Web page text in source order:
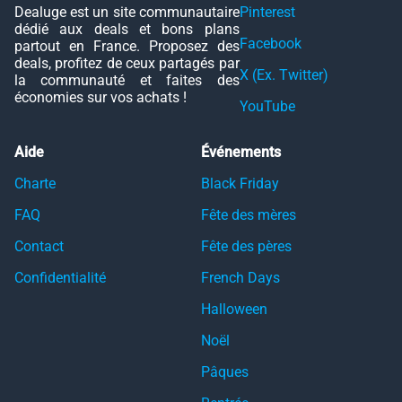
Dealuge est un site communautaire
dédié aux deals et bons plans
partout en France. Proposez des
deals, profitez de ceux partagés par
la communauté et faites des
économies sur vos achats !
Pinterest
Facebook
X (Ex. Twitter)
YouTube
Aide
Charte
FAQ
Contact
Confidentialité
Événements
Black Friday
Fête des mères
Fête des pères
French Days
Halloween
Noël
Pâques